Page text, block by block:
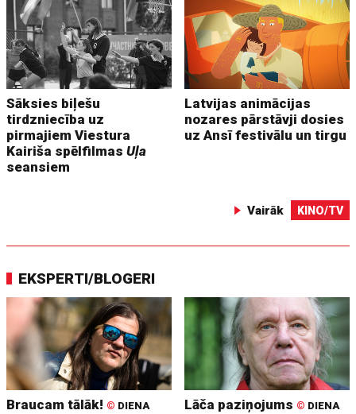
Sāksies biļešu
tirdzniecība uz
pirmajiem Viestura
Kairiša spēlfilmasUļa
seansiem
Latvijas animācijas
nozares pārstāvji dosies
uz Ansī festivālu un tirgu
Vairāk KINO/TV
EKSPERTI/BLOGERI
Braucam tālāk! © DIENA Lāča paziņojums © DIENA